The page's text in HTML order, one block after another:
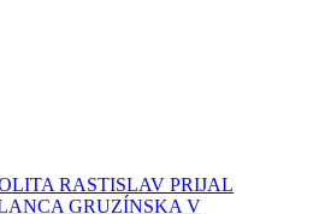
RASTISLAV PRIJAL
GRUZÍNSKA V